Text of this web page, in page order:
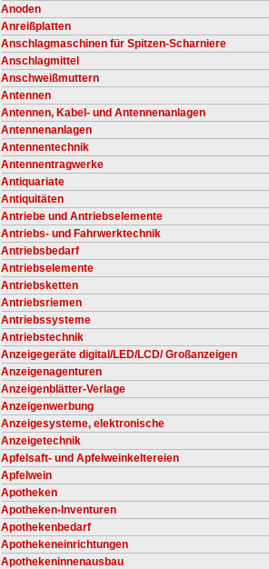
Anoden
Anreißplatten
Anschlagmaschinen für Spitzen-Scharniere
Anschlagmittel
Anschweißmuttern
Antennen
Antennen, Kabel- und Antennenanlagen
Antennenanlagen
Antennentechnik
Antennentragwerke
Antiquariate
Antiquitäten
Antriebe und Antriebselemente
Antriebs- und Fahrwerktechnik
Antriebsbedarf
Antriebselemente
Antriebsketten
Antriebsriemen
Antriebssysteme
Antriebstechnik
Anzeigegeräte digital/LED/LCD/ Großanzeigen
Anzeigenagenturen
Anzeigenblätter-Verlage
Anzeigenwerbung
Anzeigesysteme, elektronische
Anzeigetechnik
Apfelsaft- und Apfelweinkeltereien
Apfelwein
Apotheken
Apotheken-Inventuren
Apothekenbedarf
Apothekeneinrichtungen
Apothekeninnenausbau